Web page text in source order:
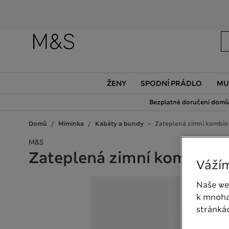
ŽENY SPODNÍ PRÁDLO
Bezplatné doručení
Domů Miminka Kabáty a bundy Zateplená zimní
M&S
Zateplená zimní
Naše
k